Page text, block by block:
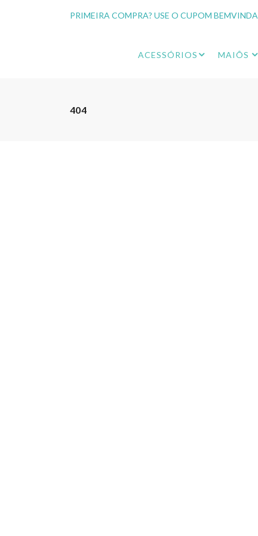
PRIMEIRA COMPRA? USE O CUPOM BEMVINDA
ACESSÓRIOS MAIÔS
404